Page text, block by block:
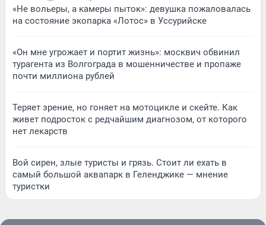
«Не вольеры, а камеры пыток»: девушка пожаловалась
на состояние экопарка «Лотос» в Уссурийске
«Он мне угрожает и портит жизнь»: москвич обвинил
турагента из Волгограда в мошенничестве и пропаже
почти миллиона рублей
Теряет зрение, но гоняет на мотоцикле и скейте. Как
живет подросток с редчайшим диагнозом, от которого
нет лекарств
Вой сирен, злые туристы и грязь. Стоит ли ехать в
самый большой аквапарк в Геленджике — мнение
туристки